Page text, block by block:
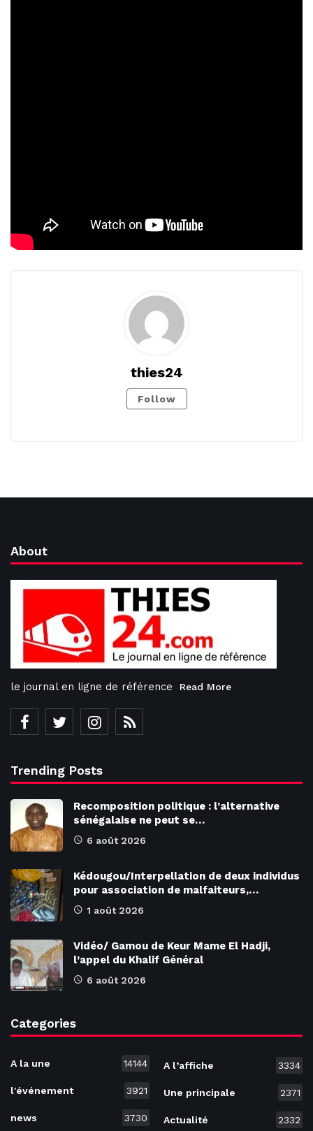
thies24
Follow
About
le journal en ligne de référence Read More
Trending Posts
Recomposition politique : l’alternative
sénégalaise ne peut se…
6 août 2026
Kédougou/Interpellation de deux individus
pour association de malfaiteurs,…
1 août 2026
Vidéo/ Gamou de Keur Mame El Hadji,
l’appel du Khalif Général
6 août 2026
Categories
A la une 14144
l'événement 3921
news 3730
A l’affiche 3334
Une principale 2371
Actualité 2332